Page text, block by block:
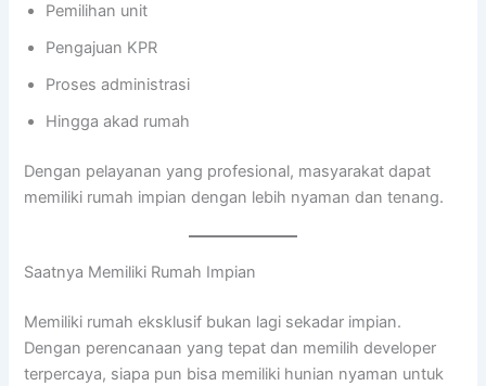
Pemilihan unit
Pengajuan KPR
Proses administrasi
Hingga akad rumah
Dengan pelayanan yang profesional, masyarakat dapat
memiliki rumah impian dengan lebih nyaman dan tenang.
Saatnya Memiliki Rumah Impian
Memiliki rumah eksklusif bukan lagi sekadar impian.
Dengan perencanaan yang tepat dan memilih developer
terpercaya, siapa pun bisa memiliki hunian nyaman untuk